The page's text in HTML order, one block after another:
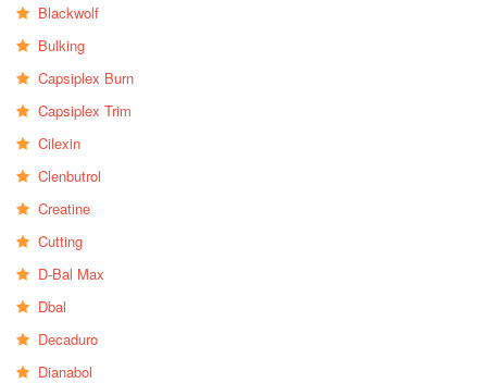
Blackwolf
Bulking
Capsiplex Burn
Capsiplex Trim
Cilexin
Clenbutrol
Creatine
Cutting
D-Bal Max
Dbal
Decaduro
Dianabol